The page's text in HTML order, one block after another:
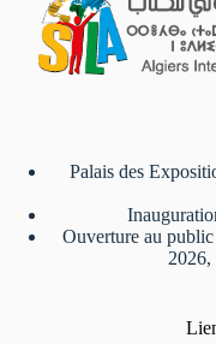
Palais des
Ouverture au
2026,